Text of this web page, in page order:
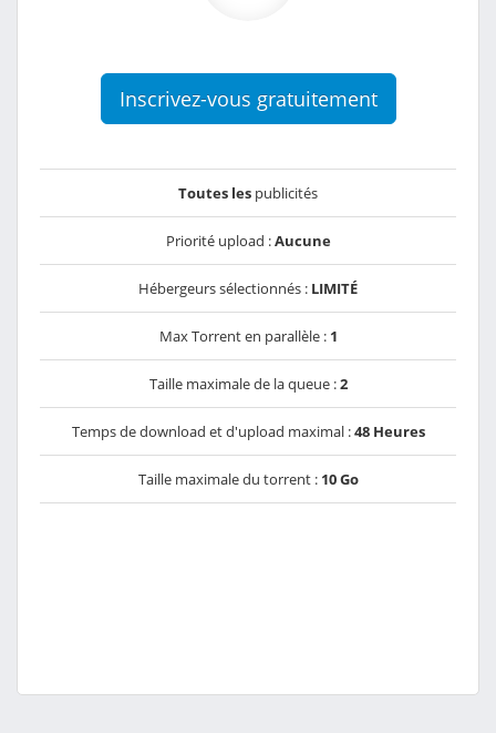
Inscrivez-vous gratuitement
Toutes les publicités
Priorité upload :Aucune
Hébergeurs sélectionnés : LIMITÉ
Max Torrent en parallèle : 1
Taille maximale de la queue :2
Temps de download et d'upload maximal :48 Heures
Taille maximale du torrent : 10 Go